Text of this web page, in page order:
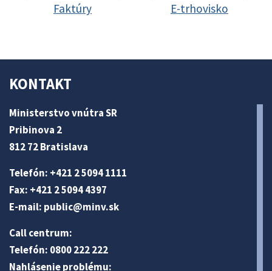
Faktúry E-trhovisko
KONTAKT
Ministerstvo vnútra SR
Pribinova 2
812 72 Bratislava
Telefón: +421 2 5094 1111
Fax: +421 2 5094 4397
E-mail: public@minv.sk
Call centrum:
Telefón: 0800 222 222
Nahlásenie problému: